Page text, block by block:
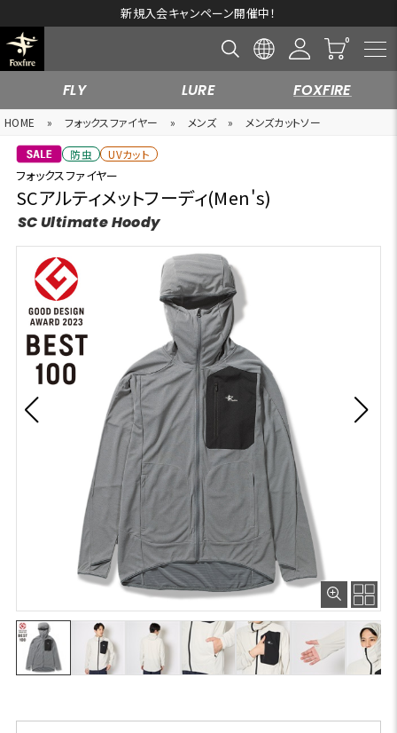
新規入会キャンペーン開催中！
FLY LURE FOXFIRE
HOME » フォックスファイヤー » メンズ » メンズカットソー
防虫 UVカット
フォックスファイヤー
SCアルティメットフーディ(Men's)
SC Ultimate Hoody